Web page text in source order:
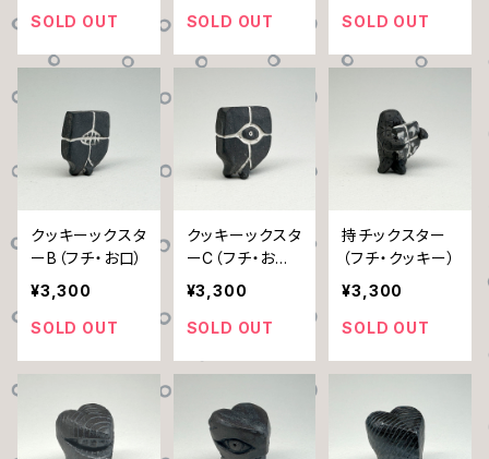
SOLD OUT
SOLD OUT
SOLD OUT
クッキーックスタ
ーB（フチ・お口）
¥3,300
SOLD OUT
クッキーックスタ
ーC（フチ・お目
目）
¥3,300
SOLD OUT
持チックスター
（フチ・クッキー）
¥3,300
SOLD OUT